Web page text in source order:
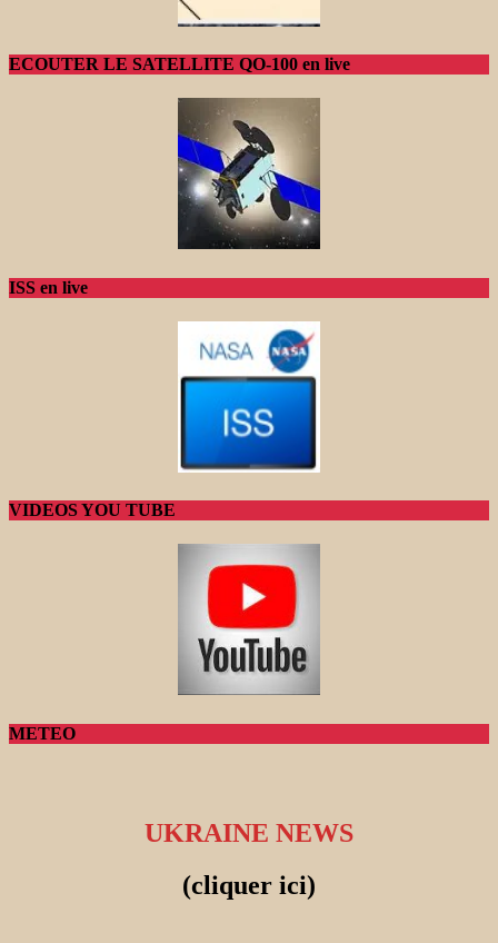
ECOUTER LE SATELLITE QO-100 en live
ISS en live
VIDEOS YOU TUBE
METEO
UKRAINE NEWS
(cliquer ici)